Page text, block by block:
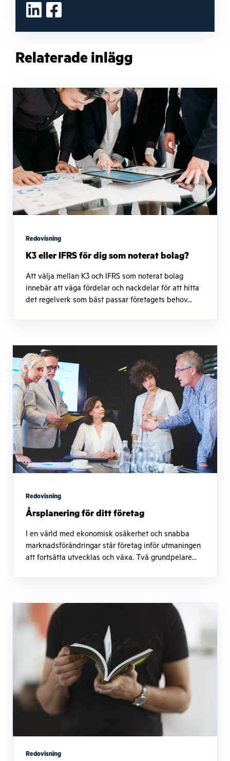
Relaterade inlägg
Redovisning
K3 eller IFRS för dig som noterat bolag?
Att välja mellan K3 och IFRS som noterat bolag
innebär att väga fördelar och nackdelar för att hitta
det regelverk som bäst passar företagets behov...
Redovisning
Årsplanering för ditt företag
I en värld med ekonomisk osäkerhet och snabba
marknadsförändringar står företag inför utmaningen
att fortsätta utvecklas och växa. Två grundpelare...
Redovisning